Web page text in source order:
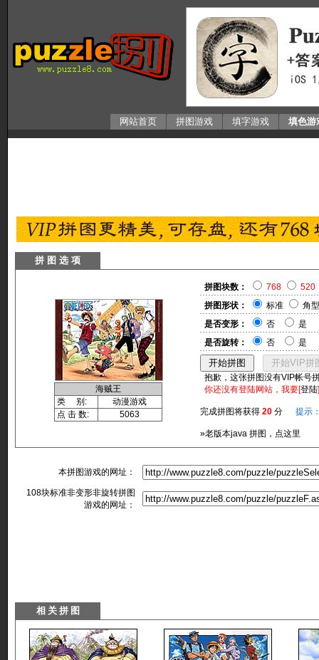
网站首页 拼图游戏 填字游戏 填色游
拼 图 选 项
海贼王
类 别:
动漫游戏
点 击 数:
5063
拼图块数： 768
520
拼图形状：
标准
角型
是否变形：
否
是
是否旋转：
否 是
抱歉，这张拼图没有VIP帐号
你还没有登陆网站，我要[登陆
完成拼图将获得 20 分 提示
»老版本java 拼图，点这里
本拼图游戏的网址：
108块标准非变形非旋转拼图
游戏的网址：